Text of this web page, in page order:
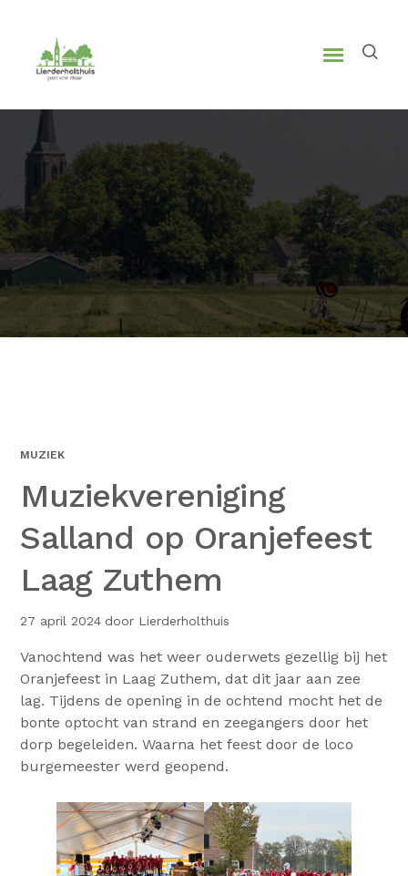
MUZIEK
Muziekvereniging
Salland op Oranjefeest
Laag Zuthem
27 april 2024 door Lierderholthuis
Vanochtend was het weer ouderwets gezellig bij het
Oranjefeest in Laag Zuthem, dat dit jaar aan zee
lag. Tijdens de opening in de ochtend mocht het de
bonte optocht van strand en zeegangers door het
dorp begeleiden. Waarna het feest door de loco
burgemeester werd geopend.